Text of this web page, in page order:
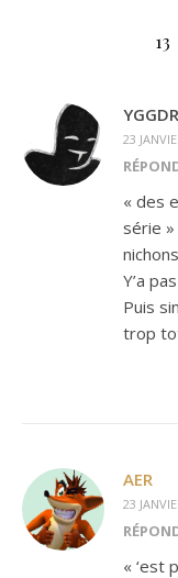
23
« des
série
Y’a
Puis
trop
AER
23
« ‘est